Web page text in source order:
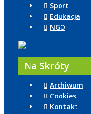
Sport
Edukacja
NGO
Na Skróty
Archiwum
Cookies
Kontakt